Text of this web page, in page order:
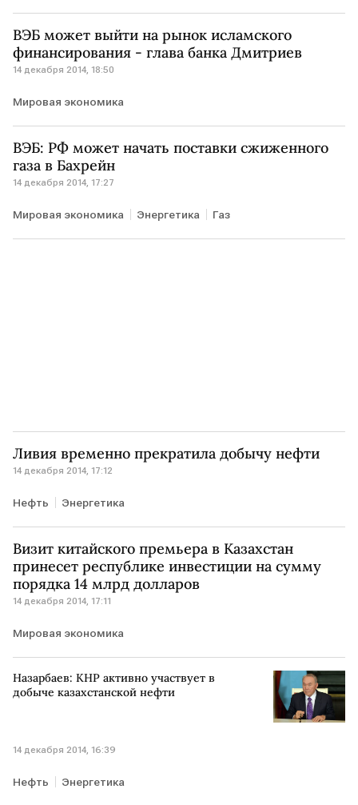
ВЭБ может выйти на рынок исламского
финансирования - глава банка Дмитриев
14 декабря 2014, 18:50
Мировая экономика
ВЭБ: РФ может начать поставки сжиженного
газа в Бахрейн
14 декабря 2014, 17:27
Мировая экономика Энергетика Газ
Ливия временно прекратила добычу нефти
14 декабря 2014, 17:12
Нефть Энергетика
Визит китайского премьера в Казахстан
принесет республике инвестиции на сумму
порядка 14 млрд долларов
14 декабря 2014, 17:11
Мировая экономика
Назарбаев: КНР активно участвует в
добыче казахстанской нефти
14 декабря 2014, 16:39
Нефть Энергетика